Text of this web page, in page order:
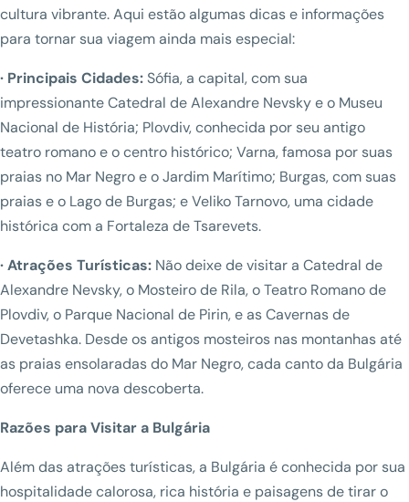
cultura vibrante. Aqui estão algumas dicas e informações
para tornar sua viagem ainda mais especial:
· Principais Cidades:Sófia, a capital, com sua
impressionante Catedral de Alexandre Nevsky e o Museu
Nacional de História; Plovdiv, conhecida por seu antigo
teatro romano e o centro histórico; Varna, famosa por suas
praias no Mar Negro e o Jardim Marítimo; Burgas, com suas
praias e o Lago de Burgas; e Veliko Tarnovo, uma cidade
histórica com a Fortaleza de Tsarevets.
· Atrações Turísticas: Não deixe de visitar a Catedral de
Alexandre Nevsky, o Mosteiro de Rila, o Teatro Romano de
Plovdiv, o Parque Nacional de Pirin, e as Cavernas de
Devetashka. Desde os antigos mosteiros nas montanhas até
as praias ensolaradas do Mar Negro, cada canto da Bulgária
oferece uma nova descoberta.
Razões para Visitar a Bulgária
Além das atrações turísticas, a Bulgária é conhecida por sua
hospitalidade calorosa, rica história e paisagens de tirar o